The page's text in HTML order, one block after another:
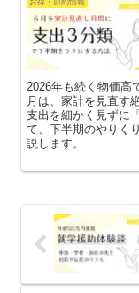
お得・節約情報
2026年も続く物価高
月は、家計を見直す
支出を細かく見ずに
て、下半期のやりく
説します。